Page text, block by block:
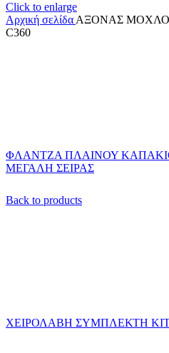
Click to enlarge
Αρχική σελίδα ΑΞΟΝΑΣ
C360
ΦΛΑΝΤΖΑ ΠΛΑΙΝΟΥ
ΜΕΓΑΛΗ ΣΕΙΡΑΣ
Back to products
ΧΕΙΡΟΛΑΒΗ ΣΥΜΠΛΕΚΤΗ